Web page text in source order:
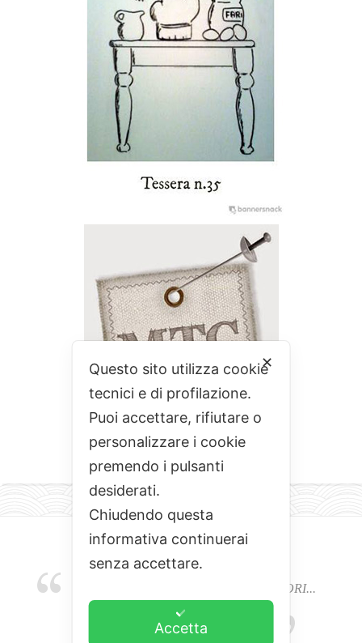
EMOZIONI, COLORI, ODORI E SAPORI...
L'ALCHIMIA DEL BUON CIBO
✕
Questo sito utilizza cookie
tecnici e di profilazione.
Puoi accettare, rifiutare o
personalizzare i cookie
premendo i pulsanti
desiderati.
Chiudendo questa
informativa continuerai
senza accettare.
Accetta